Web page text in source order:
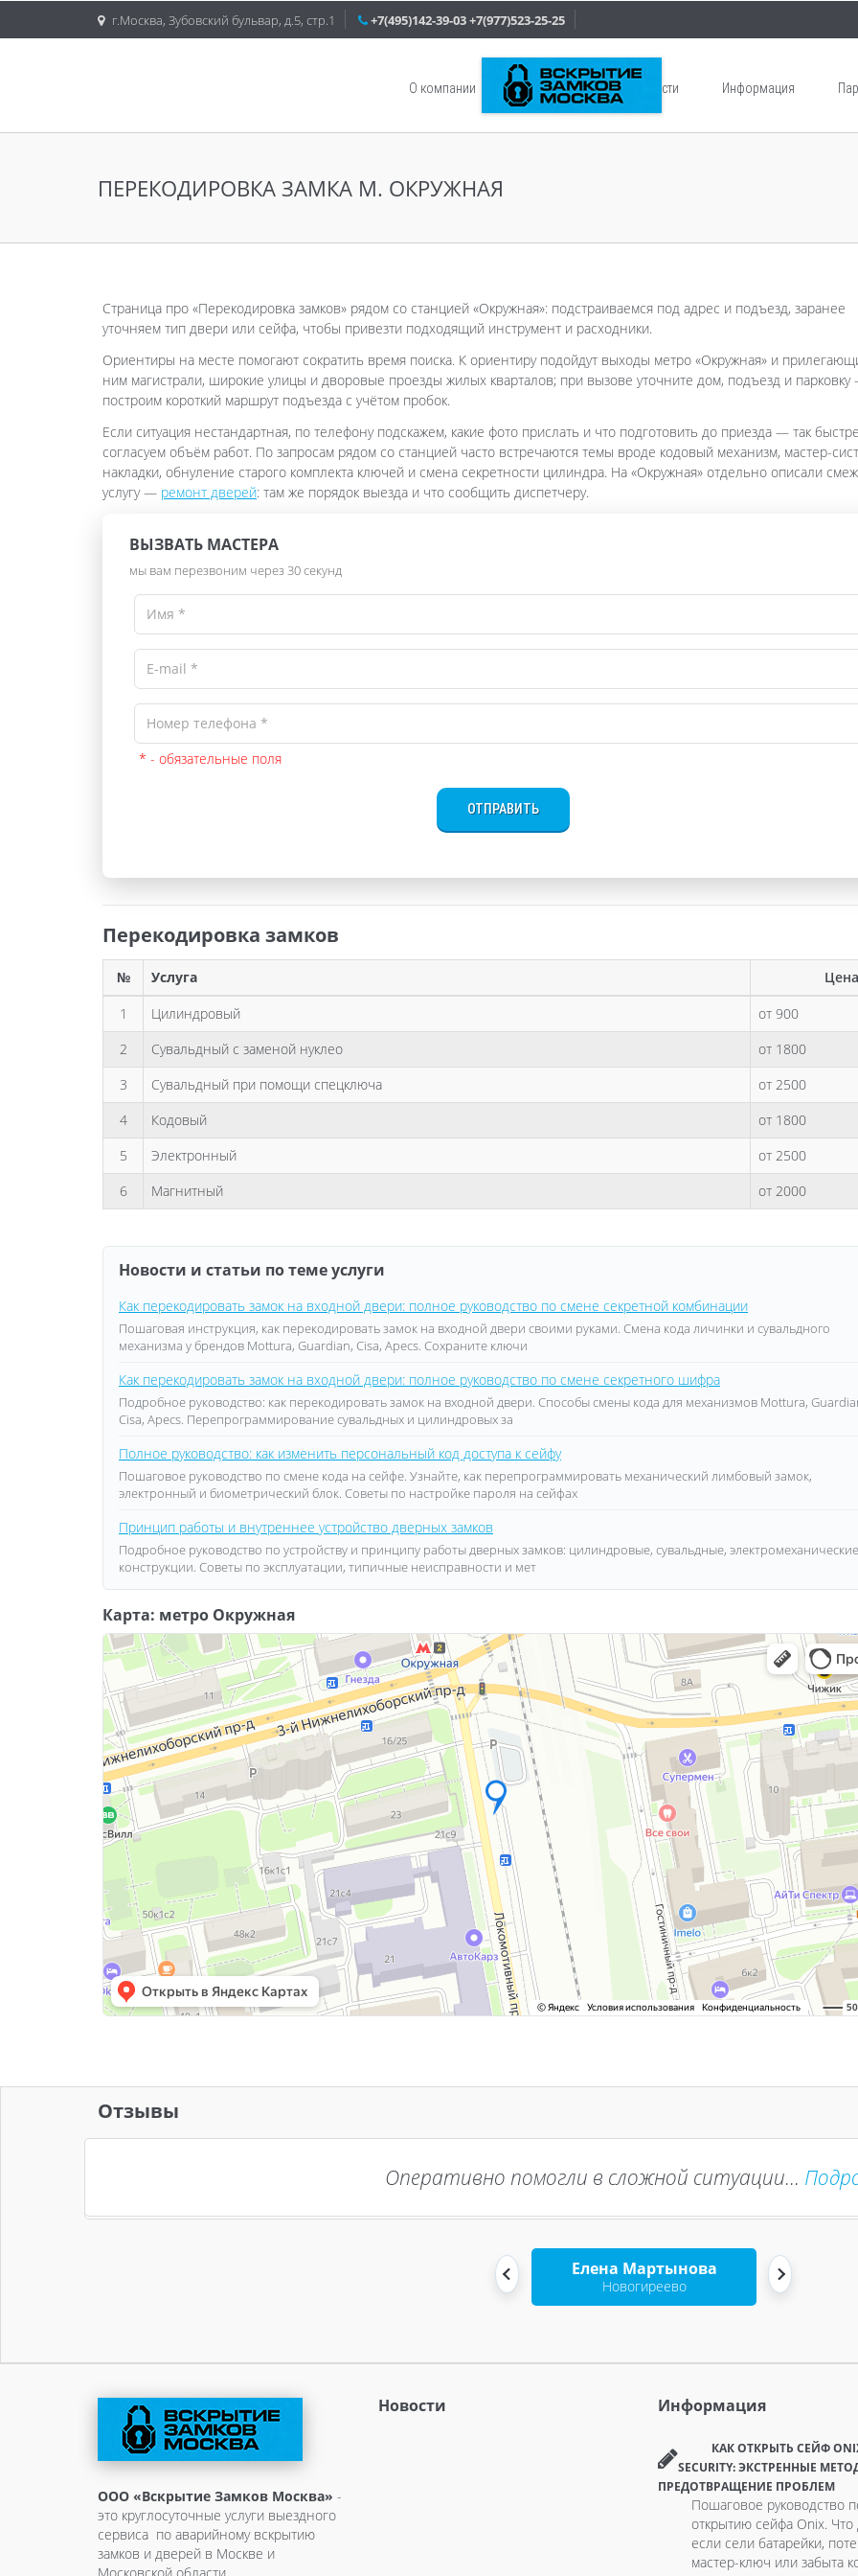
г.Москва, Зубовский бульвар, д.5, стр.1 +7(495)142-39-03+7(977)523-25-25
О компании Услуги Новости Информация
ПЕРЕКОДИРОВКА ЗАМКА М. ОКРУЖНАЯ
Страница про «Перекодировка замков» рядом со станцией «Окружная»: подстраиваемся под адрес и подъезд, заранее
уточняем тип двери или сейфа, чтобы привезти подходящий инструмент и расходники.
Ориентиры на месте помогают сократить время поиска. К ориентиру подойдут выходы метро «Окружная» и
ним магистрали, широкие улицы и дворовые проезды жилых кварталов; при вызове уточните дом, подъезд и
построим короткий маршрут подъезда с учётом пробок.
Если ситуация нестандартная, по телефону подскажем, какие фото прислать и что подготовить до приезда — так
согласуем объём работ. По запросам рядом со станцией часто встречаются темы вроде кодовый механизм, мастер-
накладки, обнуление старого комплекта ключей и смена секретности цилиндра. На «Окружная» отдельно описали
услугу — ремонт дверей: там же порядок выезда и что сообщить диспетчеру.
ВЫЗВАТЬ МАСТЕРА
мы вам перезвоним через 30 секунд
* - обязательные поля
ОТПРАВИТЬ
Перекодировка замков
№ Услуга
1
Цилиндровый
от 900
2
Сувальдный с заменой нуклео
от 1800
3
Сувальдный при помощи спецключа
от 2500
4
Кодовый
от 1800
5
Электронный
от 2500
6
Магнитный от 2000
Новости и статьи по теме услуги
Как перекодировать замок на входной двери: полное руководство по смене секретной комбинации
Пошаговая инструкция, как перекодировать замок на входной двери своими руками. Смена кода личинки и сувальдного
механизма у брендов Mottura, Guardian, Cisa, Apecs. Сохраните ключи
Как перекодировать замок на входной двери: полное руководство по смене секретного шифра
Подробное руководство: как перекодировать замок на входной двери. Способы смены кода для механизмов Mottura,
Cisa, Apecs. Перепрограммирование сувальдных и цилиндровых за
Полное руководство: как изменить персональный код доступа к сейфу
Пошаговое руководство по смене кода на сейфе. Узнайте, как перепрограммировать механический лимбовый замок,
электронный и биометрический блок. Советы по настройке пароля на сейфах
Принцип работы и внутреннее устройство дверных замков
Подробное руководство по устройству и принципу работы дверных замков: цилиндровые, сувальдные, электромеханические
конструкции. Советы по эксплуатации, типичные неисправности и мет
Карта: метро Окружная
Отзывы
Оперативно помогли в сложной ситуации...
Елена Мартынова
Новогиреево
ООО «Вскрытие Замков Москва» -
это круглосуточные услуги выездного
сервиса по аварийному вскрытию
замков и дверей в Москве и
Новости Информация
КАК ОТКРЫТЬ СЕЙФ
SECURITY: ЭКСТРЕННЫЕ
ПРЕДОТВРАЩЕНИЕ ПРОБЛЕМ
Пошаговое руководство
открытию сейфа Onix. Что
если сели батарейки,
мастер-ключ или забыта